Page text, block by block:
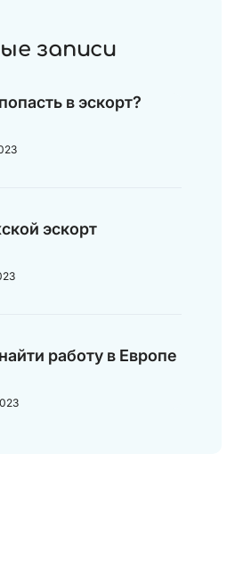
записи
в эскорт?
эскорт
работу в Европе